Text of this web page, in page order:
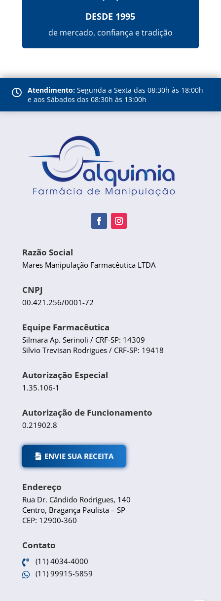
DESDE 1995
de mercado, confiança e tradição
 Atendimento: Segunda a Sexta das 08:30h às 18:00h
e aos Sábados das 08:30h às 13:00h
Razão Social
Mares Manipulação Farmacêutica LTDA
CNPJ
00.421.256/0001-72
Equipe Farmacêutica
Silmara Ap. Serinoli / CRF-SP: 14309
Silvio Trevisan Rodrigues / CRF-SP: 19418
Autorização Especial
1.35.106-1
Autorização de Funcionamento
0.21902.8
ENVIE SUA RECEITA
Endereço
Rua Dr. Cândido Rodrigues, 140
Centro, Bragança Paulista – SP
CEP: 12900-360
Contato
 (11) 4034-4000
 (11) 99915-5859